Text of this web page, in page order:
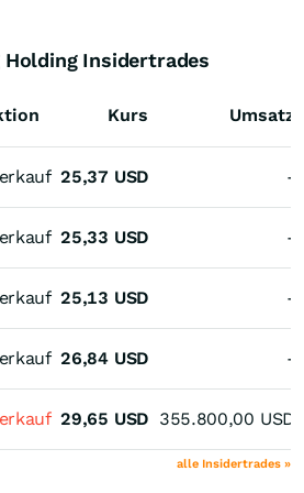
Holding Insidertrades
Kurs Umsatz
25,37 USD -
25,33 USD -
25,13 USD -
26,84 USD -
29,65 USD 355.800,00 USD
alle Insidertrades »